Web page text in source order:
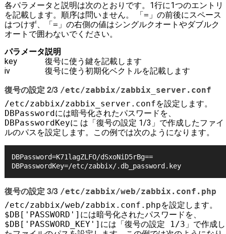
各パラメータと説明は次のとおりです。1行に1つのエントリ
を記載します。順序は問いません。 「= 」の前後にスペース
はつけず、「= 」の右側の値はシングルクオートやダブルク
オートで囲わないでください。
パラメータ説明
key
復号に使う鍵を記載します
iv
復号に使う初期化ベクトルを記載します
復号の設定 2/3 /etc/zabbix/zabbix_server.conf
/etc/zabbix/zabbix_server.confを設定します。
DBPasswordには暗号化されたパスワードを、
DBPasswordKeyに は「復号の設定 1/3」で作成したファイ
ルのパスを設定します。この例では次のようになります。
DBPassword=K71lagZLFO/dSxoNiD5rBg==
DBPasswordKey=/etc/zabbix/.db_password.key
復号の設定 3/3 /etc/zabbix/web/zabbix.conf.php
/etc/zabbix/web/zabbix.conf.phpを設定します。
$DB['PASSWORD'] には暗号化されたパスワードを、
$DB['PASSWORD_KEY']には「復号の設定 1/3」で作成し